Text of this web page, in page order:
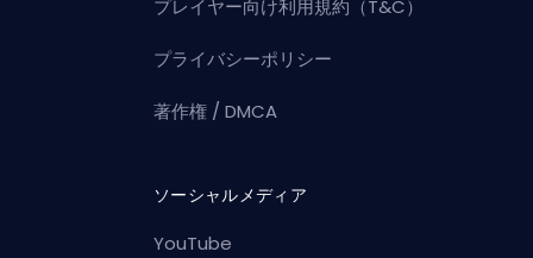
プレイヤー向け利用規約（T&C）
プライバシーポリシー
著作権 / DMCA
ソーシャルメディア
YouTube